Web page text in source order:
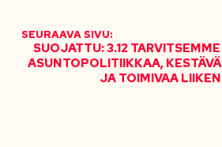
SEURAAVA SIVU:
SUOJATTU: 3.12
ASUNTOPOLITIIKKAA,
JA TOIMIVAA